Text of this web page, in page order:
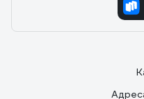
рефрактометром -
-37. Но тут надо
понижении